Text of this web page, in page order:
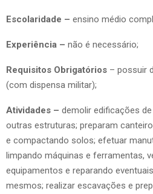
Escolaridade – ensino médio
Experiência – não é necessário;
Requisitos Obrigatórios – possuir
(com dispensa militar);
Atividades – demolir edificações
outras estruturas; preparam
e compactando solos; efetuar
limpando máquinas e ferramentas,
equipamentos e reparando
mesmos; realizar escavações e